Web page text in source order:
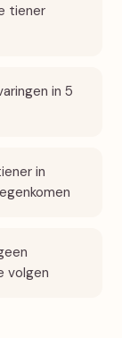
tiener
in 5
in
volgen